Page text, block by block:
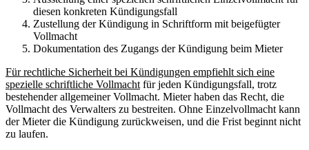
diesen konkreten Kündigungsfall
Zustellung der Kündigung in Schriftform mit beigefügter
Vollmacht
Dokumentation des Zugangs der Kündigung beim Mieter
Für rechtliche Sicherheit bei Kündigungen empfiehlt sich eine
spezielle schriftliche Vollmacht für jeden Kündigungsfall, trotz
bestehender allgemeiner Vollmacht. Mieter haben das Recht, die
Vollmacht des Verwalters zu bestreiten. Ohne Einzelvollmacht kann
der Mieter die Kündigung zurückweisen, und die Frist beginnt nicht
zu laufen.